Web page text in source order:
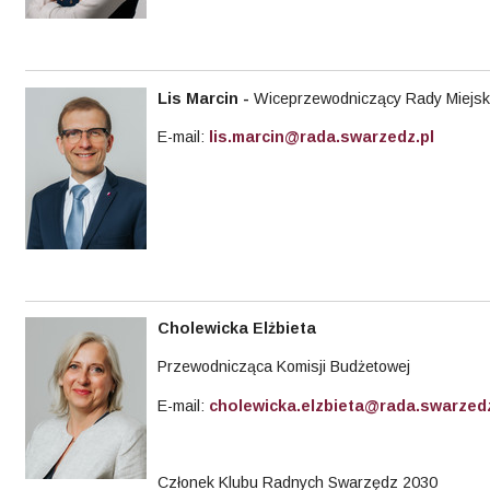
Lis Marcin - Wiceprzewodniczący Rady
E-mail: lis.marcin@rada.swarzedz.pl
Cholewicka Elżbieta
Przewodnicząca Komisji Budżetowej
E-mail:
Członek Klubu Radnych Swarzędz 2030